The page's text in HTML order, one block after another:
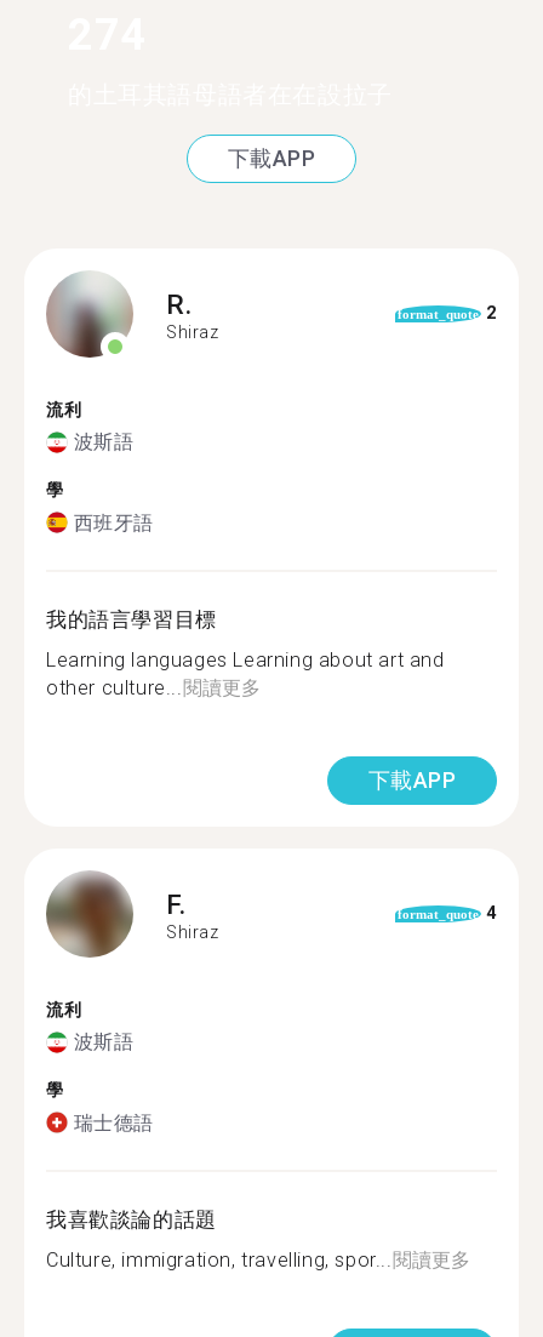
下載APP
R.
Shiraz
format_quote 2
流利
波斯語
學
西班牙語
我的語言學習目標
Learning languages Learning about art and
other culture... 閱讀更多
下載APP
F.
Shiraz
format_quote 4
流利
波斯語
學
瑞士德語
我喜歡談論的話題
Culture, immigration, travelling, spor... 閱讀更多